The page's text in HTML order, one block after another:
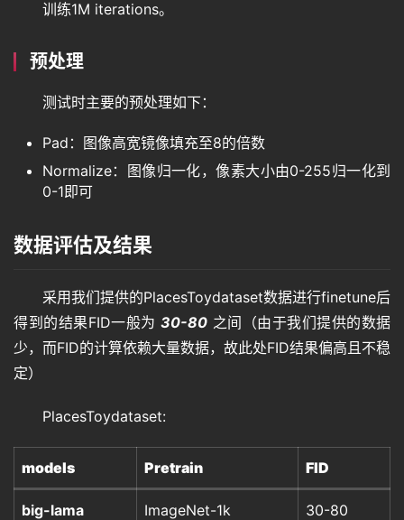
训练1M iterations。
预处理
测试时主要的预处理如下：
Pad：图像高宽镜像填充至8的倍数
Normalize：图像归一化，像素大小由0-255归一化到
0-1即可
数据评估及结果
采用我们提供的PlacesToydataset数据进行finetune后
得到的结果FID一般为 30-80 之间（由于我们提供的数据
少，而FID的计算依赖大量数据，故此处FID结果偏高且不稳
定）
PlacesToydataset:
models Pretrain FID
big-lama ImageNet-1k 30-80